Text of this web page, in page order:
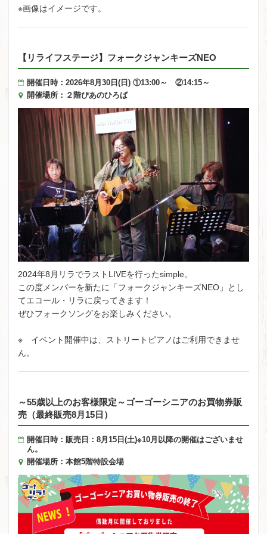
※画像はイメージです。
【リライフステージ】フォークジャンキーズNEO
開催日時：2026年8月30日(日) ①13:00～ ②14:15～
開催場所：２階ぴあのひろば
2024年8月リラでラストLIVEを行ったsimple。
この度メンバーを新たに「フォークジャンキーズNEO」とし
てエコール・リラに戻ってきます！
ぜひフォークソングをお楽しみください。
※ イベント開催中は、ストリートピアノはご利用できませ
ん。
～55歳以上のお客様限定～ゴーゴーシニアのお買物券販
売（最終販売8月15日）
開催日時：販売日：8月15日(土)※10月以降の開催はございませ
ん。
開催場所：本館5階特設会場